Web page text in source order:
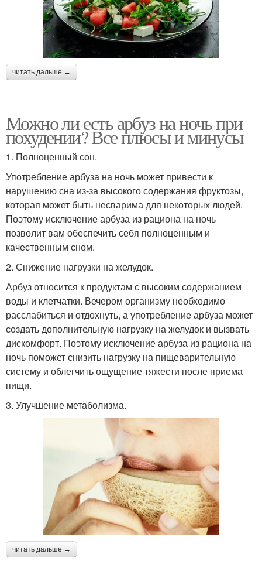
читать дальше →
Можно ли есть арбуз на ночь при
похудении? Все плюсы и минусы
1. Полноценный сон.
Употребление арбуза на ночь может привести к
нарушению сна из-за высокого содержания фруктозы,
которая может быть несварима для некоторых людей.
Поэтому исключение арбуза из рациона на ночь
позволит вам обеспечить себя полноценным и
качественным сном.
2. Снижение нагрузки на желудок.
Арбуз относится к продуктам с высоким содержанием
воды и клетчатки. Вечером организму необходимо
расслабиться и отдохнуть, а употребление арбуза может
создать дополнительную нагрузку на желудок и вызвать
дискомфорт. Поэтому исключение арбуза из рациона на
ночь поможет снизить нагрузку на пищеварительную
систему и облегчить ощущение тяжести после приема
пищи.
3. Улучшение метаболизма.
читать дальше →